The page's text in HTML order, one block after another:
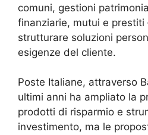
comuni, gestioni
finanziarie, mutui e prestiti
strutturare soluzioni
esigenze del cliente.
Poste Italiane, attraverso
ultimi anni ha ampliato la
prodotti di risparmio e
investimento, ma le